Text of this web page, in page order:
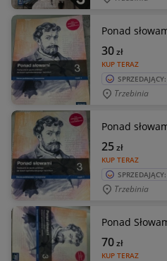
Ponad
KUP TERAZ
30zł
Trzebinia
Ponad
KUP TERAZ
25zł
Trzebinia
Ponad
KUP TERAZ
70zł